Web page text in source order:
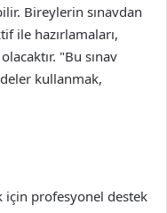
Bireylerin sınavdan
ile hazırlamaları,
"Bu sınav
kullanmak,
için profesyonel destek